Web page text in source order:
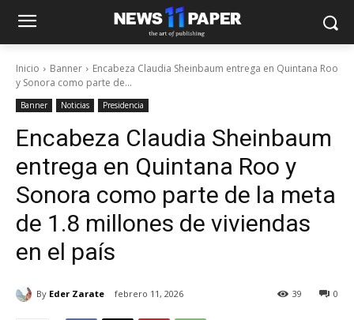
Inicio Banner
Encabeza Claudia Sheinbaum entrega en Quintana Roo
y Sonora como parte de...
Banner Noticias Presidencia
Encabeza Claudia Sheinbaum
entrega en Quintana Roo y
Sonora como parte de la meta
de 1.8 millones de viviendas
en el país
By Eder Zarate febrero 11, 2026 0
39